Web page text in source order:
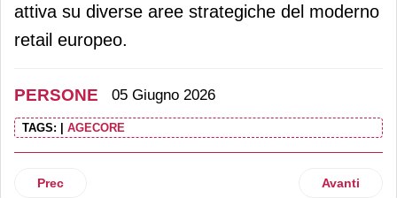
attiva su diverse aree strategiche del moderno
retail europeo.
PERSONE 05 Giugno 2026
TAGS: | AGECORE
Articolo precedente: Francesco Rizzoli è il nuovo direttore
Prec Articolo
Avanti